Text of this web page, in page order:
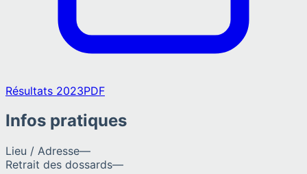
Résultats 2023PDF
Infos pratiques
Lieu / Adresse—
Retrait des dossards—